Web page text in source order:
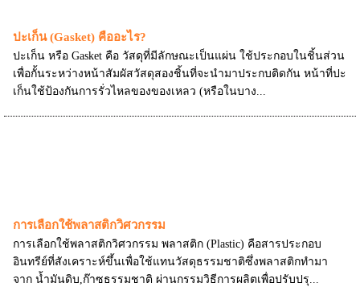
ปะเก็น (Gasket) คืออะไร?
ปะเก็น หรือ Gasket คือ วัสดุที่มีลักษณะเป็นแผ่น ใช้ประกอบในชิ้นส่วน
เพื่อกั้นระหว่างหน้าสัมผัสวัสดุสองชิ้นที่จะนำมาประกบติดกัน หน้าที่ปะ
เก็นใช้ป้องกันการรั่วไหลของของเหลว (หรือในบาง...
การเลือกใช้พลาสติกวิศวกรรม
การเลือกใช้พลาสติกวิศวกรรม พลาสติก (Plastic) คือสารประกอบ
อินทรีย์ที่สังเคราะห์ขึ้นเพื่อใช้แทนวัสดุธรรมชาติซึ่งพลาสติกทำมา
จาก น้ำมันดิบ,ก๊าซธรรมชาติ ผ่านกรรมวิธีการผลิตเพื่อปรับปรุ...